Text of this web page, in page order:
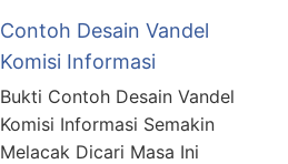
Contoh Desain Vandel
Komisi Informasi
Bukti Contoh Desain Vandel
Komisi Informasi Semakin
Melacak Dicari Masa Ini